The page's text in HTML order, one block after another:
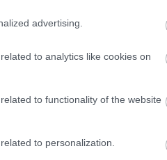
advertising.
to analytics like cookies on
to functionality of the website
to personalization.